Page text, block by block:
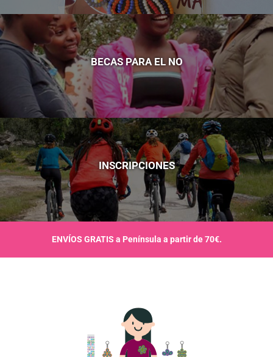
BECAS PARA EL NO
INSCRIPCIONES
ENVÍOS GRATIS a Península a partir de 70€.